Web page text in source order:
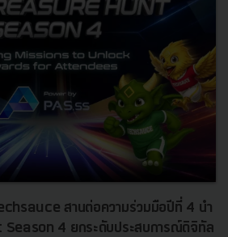
สานต่อความร่วมมือปีที่ 4 นำ
4 ยกระดับประสบการณ์ดิจิทัล